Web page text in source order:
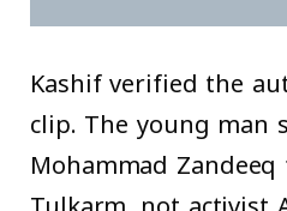
Kashif verified the
clip. The young man
Mohammad